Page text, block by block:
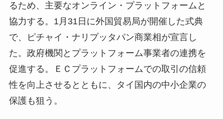
るため、主要なオンライン・プラットフォームと
協力する。1月31日に外国貿易局が開催した式典
で、ピチャイ・ナリプッタパン商業相が宣言し
た。政府機関とプラットフォーム事業者の連携を
促進する。ＥＣプラットフォームでの取引の信頼
性を向上させるとともに、タイ国内の中小企業の
保護も狙う。